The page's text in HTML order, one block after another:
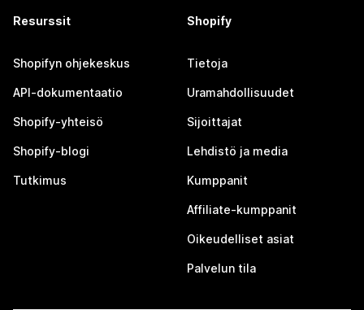
Resurssit
Shopifyn ohjekeskus
API-dokumentaatio
Shopify-yhteisö
Shopify-blogi
Tutkimus
Shopify
Tietoja
Uramahdollisuudet
Sijoittajat
Lehdistö ja media
Kumppanit
Affiliate-kumppanit
Oikeudelliset asiat
Palvelun tila